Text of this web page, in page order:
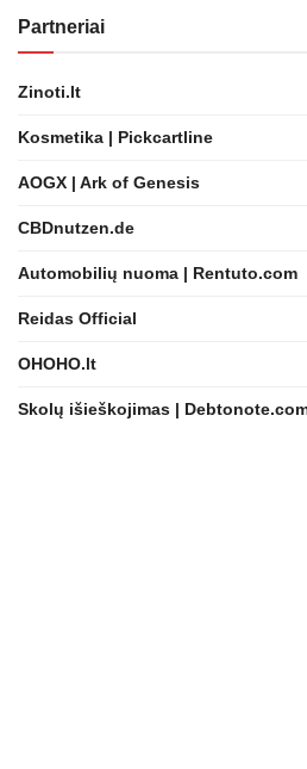
Partneriai
Zinoti.lt
Kosmetika | Pickcartline
AOGX | Ark of Genesis
CBDnutzen.de
Automobilių nuoma | Rentuto.com
Reidas Official
OHOHO.lt
Skolų išieškojimas |